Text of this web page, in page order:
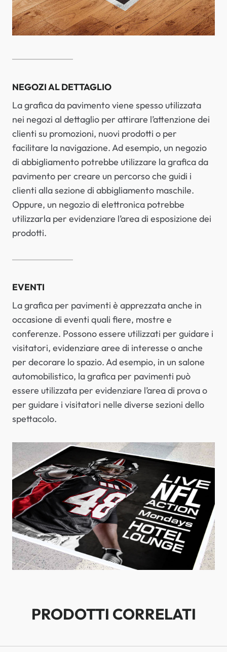
NEGOZI AL DETTAGLIO
La grafica da pavimento viene spesso utilizzata
nei negozi al dettaglio per attirare l’attenzione dei
clienti su promozioni, nuovi prodotti o per
facilitare la navigazione. Ad esempio, un negozio
di abbigliamento potrebbe utilizzare la grafica da
pavimento per creare un percorso che guidi i
clienti alla sezione di abbigliamento maschile.
Oppure, un negozio di elettronica potrebbe
utilizzarla per evidenziare l’area di esposizione dei
prodotti.
EVENTI
La grafica per pavimenti è apprezzata anche in
occasione di eventi quali fiere, mostre e
conferenze. Possono essere utilizzati per guidare i
visitatori, evidenziare aree di interesse o anche
per decorare lo spazio. Ad esempio, in un salone
automobilistico, la grafica per pavimenti può
essere utilizzata per evidenziare l’area di prova o
per guidare i visitatori nelle diverse sezioni dello
spettacolo.
PRODOTTI CORRELATI